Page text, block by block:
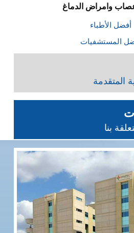
وامراض الدماغ
أفضل الأطباء
المستشفيات
المتقدمة
بنا